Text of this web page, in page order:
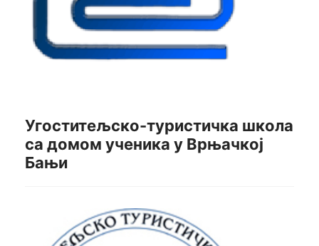
Угоститељско-туристичка школа
са домом ученика у Врњачкој
Бањи